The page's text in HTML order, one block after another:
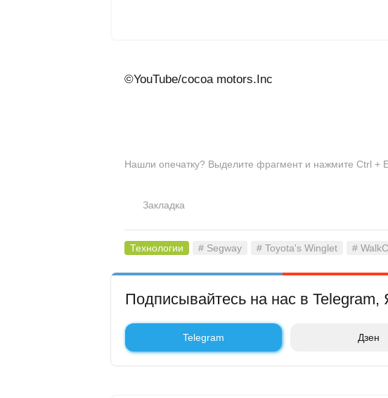
©YouTube/cocoa motors.Inc
Нашли опечатку? Выделите фрагмент и нажмите Ctrl +
Закладка
Технологии # Segway # Toyota's Winglet #
Подписывайтесь на нас в Telegram,
Telegram Дзен